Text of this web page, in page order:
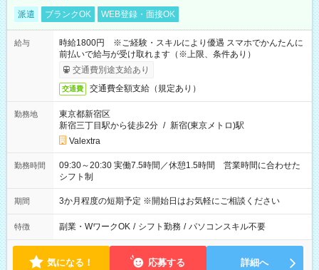
派遣 ブランクOK WEB登録・面接OK
給与
時給1800円 ※ご経験・スキルにより優遇 スマホでかんたんに
前払いで給与が受け取れます（※上限、条件あり）
交通費別途支給あり
交通費 交通費全額支給（規定あり）
勤務地
東京都新宿区
新宿三丁目駅から徒歩2分 / 新宿(東京メトロ)駅
Valextra
勤務時間
09:30～20:30 実働7.5時間／休憩1.5時間 営業時間に合わせた
シフト制
期間 3か月程度の短期予定 ※開始日はお気軽にご相談ください
特徴 副業・WワークOK / シフト勤務 / パソコンスキル不要
気になる！ 応募する 詳細へ